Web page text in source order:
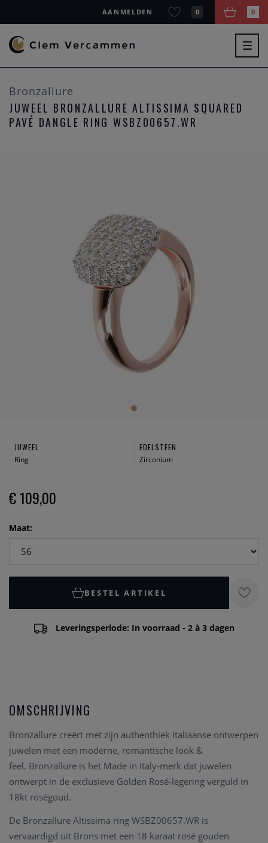
AANMELDEN 0 0
Bronzallure
JUWEEL BRONZALLURE ALTISSIMA SQUARED
PAVÉ DANGLE RING WSBZ00657.WR
JUWEEL
Ring
EDELSTEEN
Zirconium
€ 109,00
Maat:
BESTEL ARTIKEL
Leveringsperiode: In voorraad - 2 à 3 dagen
OMSCHRIJVING
Bronzallure creërt met zijn authenthiek Italiaanse ontwerpen
juwelen met een moderne, romantische look &
feel. Bronzallure is het Made in Italy-merk dat juwelen
ontwerpt in de exclusieve Golden Rosé-legering verguld in
18kt roségoud.
De Bronzallure Altissima ring WSBZ00657.WR is
vervaardigd uit Brons met een 18 karaat rosé gouden